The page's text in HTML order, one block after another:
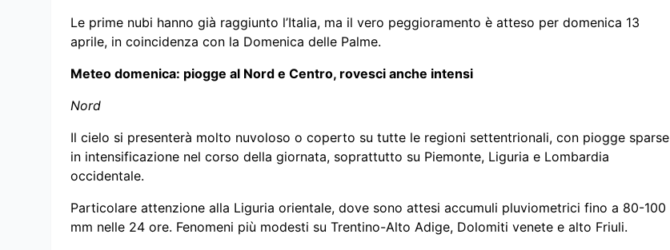
Le prime nubi hanno già raggiunto l’Italia, ma il vero peggioramento è atteso per domenica 13
aprile, in coincidenza con la Domenica delle Palme.
Meteo domenica: piogge al Nord e Centro, rovesci anche intensi
Nord
Il cielo si presenterà molto nuvoloso o coperto su tutte le regioni settentrionali, con piogge sparse
in intensificazione nel corso della giornata, soprattutto su Piemonte, Liguria e Lombardia
occidentale.
Particolare attenzione alla Liguria orientale, dove sono attesi accumuli pluviometrici fino a 80-100
mm nelle 24 ore. Fenomeni più modesti su Trentino-Alto Adige, Dolomiti venete e alto Friuli.